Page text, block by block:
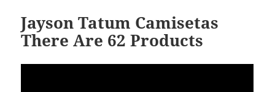
Jayson Tatum Camisetas
There Are 62 Products